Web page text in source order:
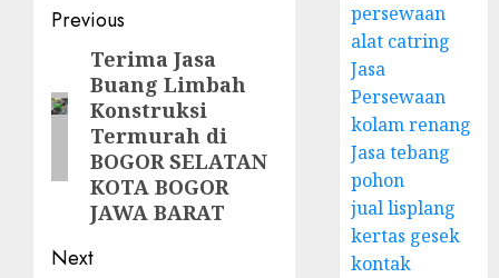
Post
navigation
Previous
Previous
post:
Terima Jasa
Buang Limbah
Konstruksi
Termurah di
BOGOR SELATAN
KOTA BOGOR
JAWA BARAT
Next
persewaan
alat catring
Jasa
Persewaan
kolam renang
Jasa tebang
pohon
jual lisplang
kertas gesek
kontak